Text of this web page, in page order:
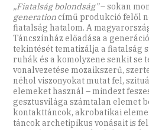
„Fiatalság bolondság”– sokan
generationcímű produkció felől
fiatalság hatalom. A
Táncszínház előadása a
tekintését tematizálja a fiatalság
ruhák és a komolyzene senkit se
vonalvezetése mozaikszerű,
néhol viszonyokat mutat fel,
elemeket használ – mindezt
gesztusvilága számtalan elemet
kontakttáncok, akrobatikai
táncok archetipikus vonásait is